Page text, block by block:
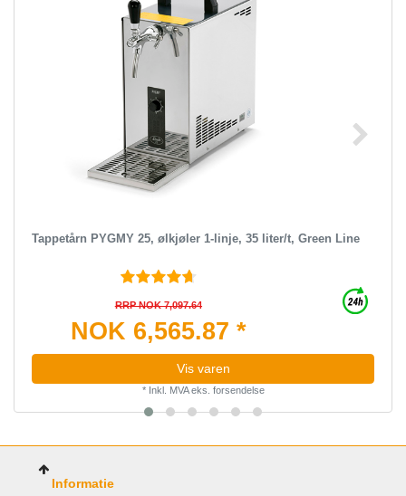
Tappetårn PYGMY 25, ølkjøler 1-linje, 35 liter/t, Green Line
RRP NOK 7,097.64
NOK 6,565.87 *
Vis varen
* Inkl. MVAeks. forsendelse
Informatie